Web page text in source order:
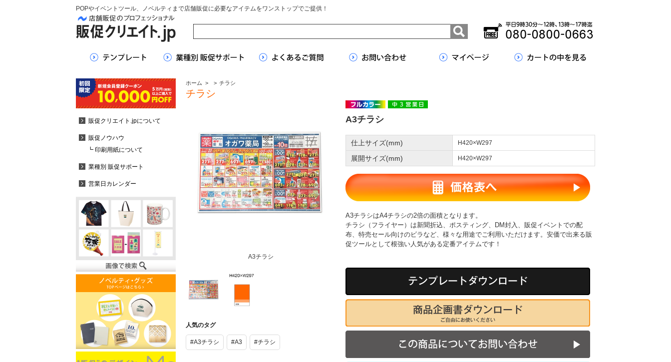
POPやイベントツール、ノベルティまで店舗販促に必要なアイテムをワンストップでご提供！
ホーム > > チラシ
チラシ
A3チラシ
人気のタグ
#A3チラシ #A3 #チラシ
A3チラシ
仕上サイズ(mm) H420×W297
展開サイズ(mm) H420×W297
A3チラシはA4チラシの2倍の面積となります。
チラシ（フライヤー）は新聞折込、ポスティング、DM封入、販促イベントでの配
布、特売セール向けのビラなど、様々な用途でご利用いただけます。安価で出来る販
促ツールとして根強い人気がある定番アイテムです！
販促クリエイト.jpについて
販促ノウハウ
┗ 印刷用紙について
業種別 販促サポート
営業日カレンダー